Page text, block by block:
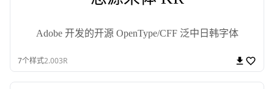
Adobe 开发的开源 OpenType/CFF 泛中日韩字体
7个样式2.003R